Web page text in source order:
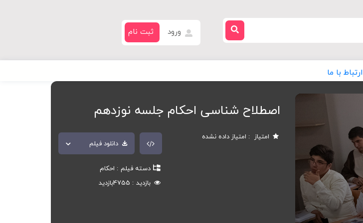
ورود ثبت نام
ارتباط با ما
اصطلاح شناسی احکام جلسه نوزدهم
امتیاز امتیاز داده نشده
دانلود فیلم
دسته فیلم
احکام
بازدید
4755بازدید